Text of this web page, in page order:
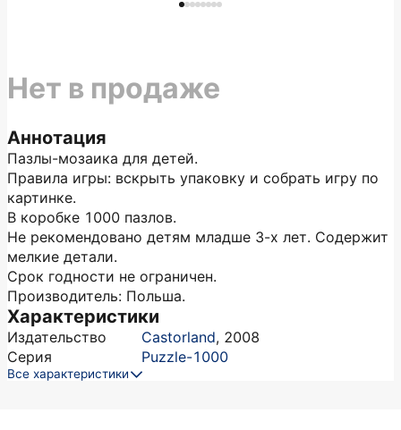
Аннотация
Пазлы-мозаика для детей.
Правила игры: вскрыть упаковку и собрать игру по
картинке.
В коробке 1000 пазлов.
Не рекомендовано детям младше 3-х лет. Содержит
мелкие детали.
Срок годности не ограничен.
Производитель: Польша.
Характеристики
Издательство Castorland, 2008
Серия
Puzzle-1000
Все характеристики
Нет в продаже